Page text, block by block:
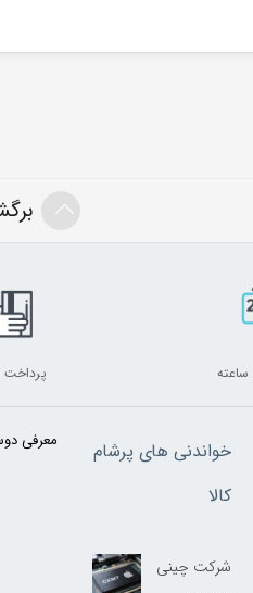
خواندنی های پرشام
کالا
شرکت چینی
معرفی